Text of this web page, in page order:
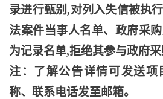
录进行甄别,对列入失信被执
法案件当事人名单、政府采
为记录名单,拒绝其参与政府采
注：了解公告详情可发送项
称、联系电话发至邮箱。